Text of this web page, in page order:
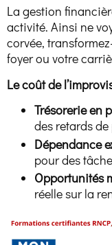
La gestion
activité. Ainsi ne
corvée,
foyer ou votre
Le coût de
Trésorerie en
des retards
Dépendance
pour des
Opportunités
réelle sur la